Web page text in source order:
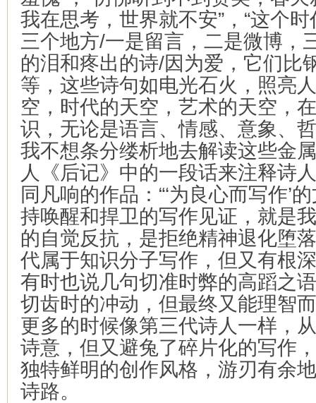
我在思考，世界就不安”，“这个
三个地方/一是留言，二是微博，
的泪和疼出的诗/因为爱，它们比
等，这些诗句如电光石火，照亮
空，时代的天空，艺术的天空，
识，无论是语言、情感、意象、
我不想条分缕析地去解读这些金
人《后记》中的一段话来注释诗
同凡响的作品：“‘为良心而写作’
持唤醒和捍卫的写作见证，就是
的自觉反抗，是拒绝精神退化堕
代属于知识分子写作，但又有根
有时也说几句切准时弊的高蹈之
切齿时的冲动，但最终又能理智
更多的时候像第三代诗人一样，
诗意，但又避兔了碎片化的写作
独特鲜明的创作风格，游刃有余
诗路。